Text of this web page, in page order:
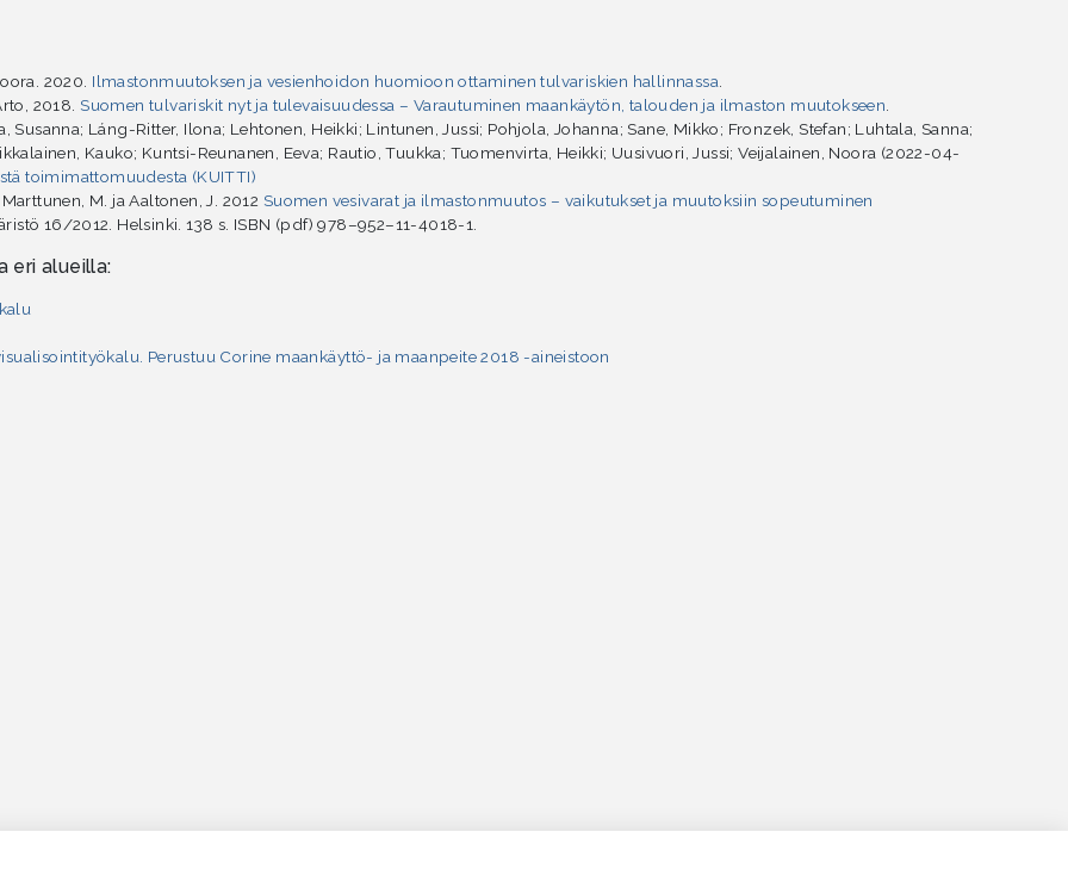
2020. Ilmastonmuutoksen ja vesienhoidon huomioon ottaminen tulvariskien hallinnassa
2018. Suomen tulvariskit nyt ja tulevaisuudessa – Varautuminen maankäytön, talouden ja ilmaston muutokseen
Susanna; Láng-Ritter, Ilona; Lehtonen, Heikki; Lintunen, Jussi; Pohjola, Johanna; Sane, Mikko; Fronzek, Stefan; Luhtala, Sanna;
Kauko; Kuntsi-Reunanen, Eeva; Rautio, Tuukka; Tuomenvirta, Heikki; Uusivuori, Jussi; Veijalainen, Noora (2022-04-
toimimattomuudesta (KUITTI)
M. ja Aaltonen, J. 2012 Suomen vesivarat ja ilmastonmuutos – vaikutukset ja muutoksiin sopeutuminen
16/2012. Helsinki. 138 s. ISBN (pdf) 978–952–11-4018-1.
eri alueilla:
Perustuu Corine maankäyttö- ja maanpeite 2018 -aineistoon